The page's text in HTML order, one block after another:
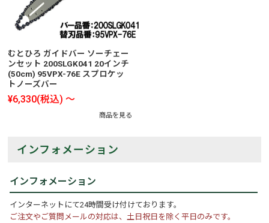
むとひろ ガイドバー ソーチェー
ンセット 200SLGK041 20インチ
(50cm) 95VPX-76E スプロケッ
トノーズバー
¥6,330(税込) ～
商品を見る
インフォメーション
インフォメーション
インターネットにて24時間受け付けております。
ご注文やご質問メールの対応は、土日祝日を除く平日のみです。